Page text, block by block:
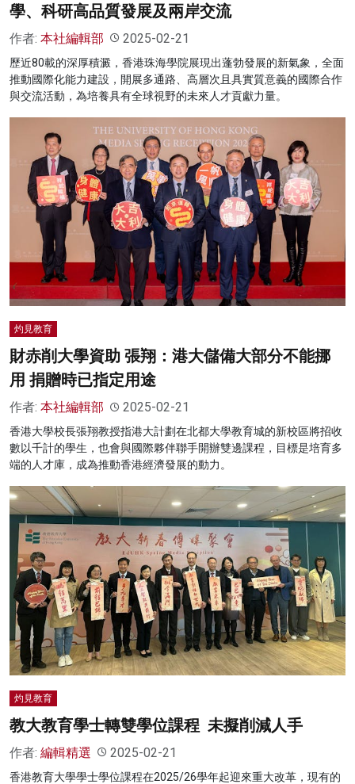
學、科研高品質發展及兩岸交流
作者: 本社編輯部 2025-02-21
歷近80載的深厚積澱，香港珠海學院展現出蓬勃發展的新氣象，全面
推動國際化能力建設，開展多通路、高層次且具實質意義的國際合作
與交流活動，為培養具有全球視野的未來人才貢獻力量。
灼見教育
財赤削大學資助 張翔：港大儲備大部分不能挪
用 捐贈時已指定用途
作者: 本社編輯部 2025-02-21
香港大學校長張翔教授指港大計劃在北都大學教育城的新校區將招收
數以千計的學生，也會與國際夥伴聯手開辦雙邊課程，目標是培育多
端的人才庫，成為推動香港經濟發展的動力。
灼見教育
教大教育學士轉雙學位課程 未擬削減人手
作者: 編輯精選 2025-02-21
香港教育大學學士學位課程在2025/26學年起迎來重大改革，現有的